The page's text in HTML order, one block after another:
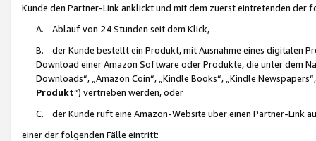
Kunde den Partner-Link anklickt und mit dem zuerst eintretenden der
A. Ablauf von 24 Stunden seit dem Klick,
B. der Kunde bestellt ein Produkt, mit Ausnahme eines digitalen
Download einer Amazon Software oder Produkte, die unter dem
Downloads“, „Amazon Coin“, „Kindle Books“, „Kindle
Produkt“) vertrieben werden, oder
C. der Kunde ruft eine Amazon-Website über einen Partner-Link
einer der folgenden Fälle eintritt: